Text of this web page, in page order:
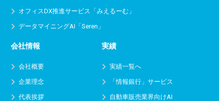
オフィスDX推進サービス 「みえるーむ」
データマイニングAI「Seren」
会社情報
会社概要
企業理念
代表挨拶
実績
実績一覧へ
「情報銀行」サービス
自動車販売業界向けAI